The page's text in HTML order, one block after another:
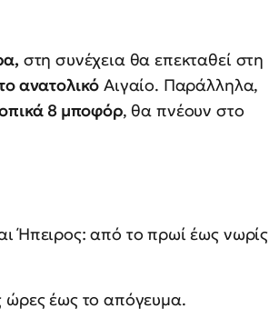
στη συνέχεια θα επεκταθεί στη
ανατολικό Αιγαίο. Παράλληλα,
8 μποφόρ, θα πνέουν στο
Ήπειρος: από το πρωί έως νωρίς
ώρες έως το απόγευμα.